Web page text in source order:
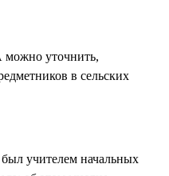
уточнить,
в сельских
учителем начальных